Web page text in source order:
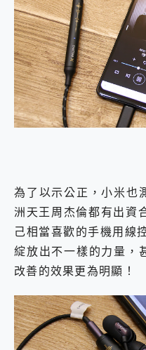
為了以示公正，小米也
洲天王周杰倫都有出資
己相當喜歡的手機用線
綻放出不一樣的力量，
改善的效果更為明顯！